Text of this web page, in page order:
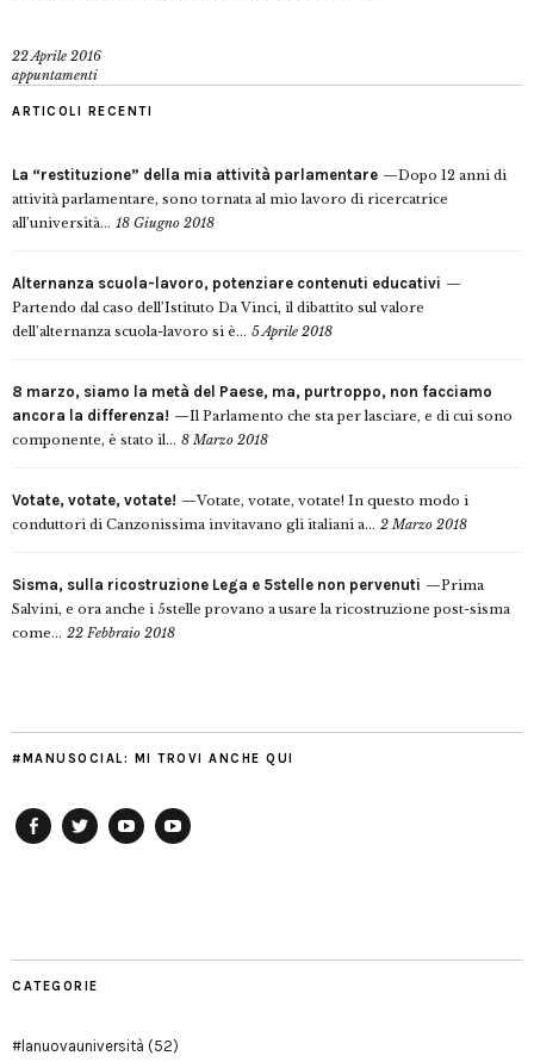
22 Aprile 2016
appuntamenti
ARTICOLI RECENTI
La “restituzione” della mia attività parlamentare
Dopo 12 anni di
attività parlamentare, sono tornata al mio lavoro di ricercatrice
all’università... 18 Giugno 2018
Alternanza scuola-lavoro, potenziare contenuti educativi
Partendo dal caso dell’Istituto Da Vinci, il dibattito sul valore
dell’alternanza scuola-lavoro si è... 5 Aprile 2018
8 marzo, siamo la metà del Paese, ma, purtroppo, non facciamo
ancora la differenza!
Il Parlamento che sta per lasciare, e di cui sono
componente, è stato il... 8 Marzo 2018
Votate, votate, votate!
Votate, votate, votate! In questo modo i
conduttori di Canzonissima invitavano gli italiani a... 2 Marzo 2018
Sisma, sulla ricostruzione Lega e 5stelle non pervenuti
Prima
Salvini, e ora anche i 5stelle provano a usare la ricostruzione post-sisma
come... 22 Febbraio 2018
#MANUSOCIAL: MI TROVI ANCHE QUI
CATEGORIE
#lanuovauniversità (52)